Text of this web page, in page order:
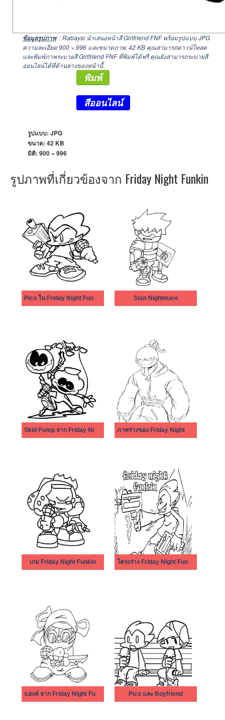
ข้อมูลรูปภาพ : Rabaysi นำเสนอหน้าสี Girlfriend FNF พร้อมรูปแบบ JPG
ความละเอียด900 × 996 และขนาดภาพ: 42 KB คุณสามารถดาวน์โหลด
และพิมพ์ภาพระบายสี Girlfriend FNF ที่พิมพ์ได้ฟรี คุณยังสามารถระบายสี
ออนไลน์ได้ที่ด้านล่างของหน้านี้
พิมพ์
สีออนไลน์
รูปแบบ: JPG
ขนาด: 42 KB
มิติ: 900 × 996
รูปภาพที่เกี่ยวข้องจาก Friday Night Funkin
Pico ใน Friday Night Funkin Stan Nightmare
Skid Pump จาก Friday Night Funkin ภาพร่างของ Friday Night Funkin
เกม Friday Night Funkin โครงร่าง Friday Night Funkin
แฮงค์ จาก Friday Night Funkin Pico และ Boyfriend